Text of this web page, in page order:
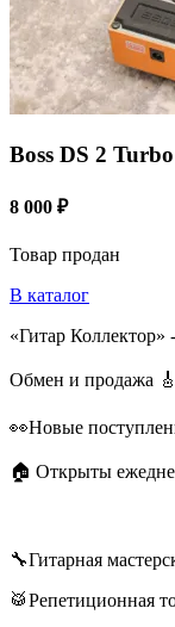
Boss DS 2
8 000 ₽
Товар продан
В каталог
«Гитар Коллектор»
Обмен и продажа
👀Новые
🏠 Открыты
🔧Гитарная
🥁Репетиционная